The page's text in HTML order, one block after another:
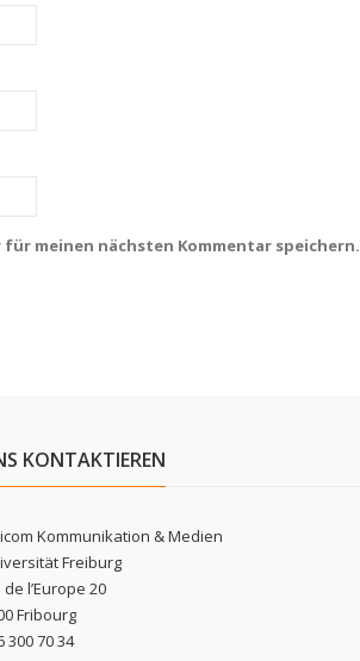
für meinen nächsten Kommentar speichern.
KONTAKTIEREN
Kommunikation & Medien
Freiburg
de l’Europe 20
Fribourg
300 70 34